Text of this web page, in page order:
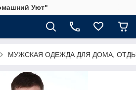
Уют"
МУЖСКАЯ ОДЕЖДА ДЛЯ ДОМА,